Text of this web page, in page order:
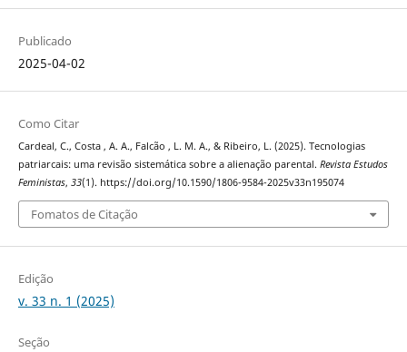
Publicado
2025-04-02
Como Citar
Cardeal, C., Costa , A. A., Falcão , L. M. A., & Ribeiro, L. (2025). Tecnologias
patriarcais: uma revisão sistemática sobre a alienação parental. Revista Estudos
Feministas, 33(1). https://doi.org/10.1590/1806-9584-2025v33n195074
Fomatos de Citação
Edição
v. 33 n. 1 (2025)
Seção